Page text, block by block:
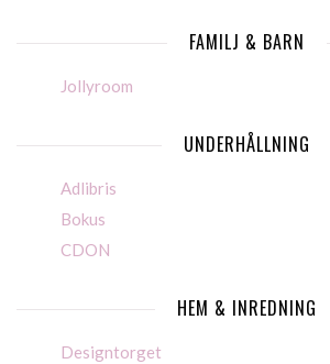
FAMILJ & BARN
Jollyroom
UNDERHÅLLNING
Adlibris
Bokus
CDON
HEM & INREDNING
Designtorget